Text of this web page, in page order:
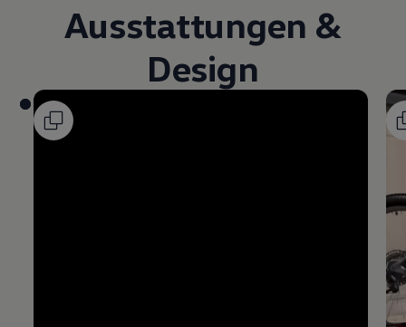
Ausstattungen &
Design